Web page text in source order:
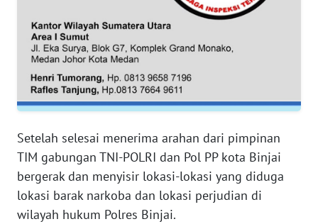
Setelah selesai menerima arahan dari pimpinan
TIM gabungan TNI-POLRI dan Pol PP kota Binjai
bergerak dan menyisir lokasi-lokasi yang diduga
lokasi barak narkoba dan lokasi perjudian di
wilayah hukum Polres Binjai.
WN
RIAU
WN
SERAMBI
WN
JAMBI
WN
SULTRA